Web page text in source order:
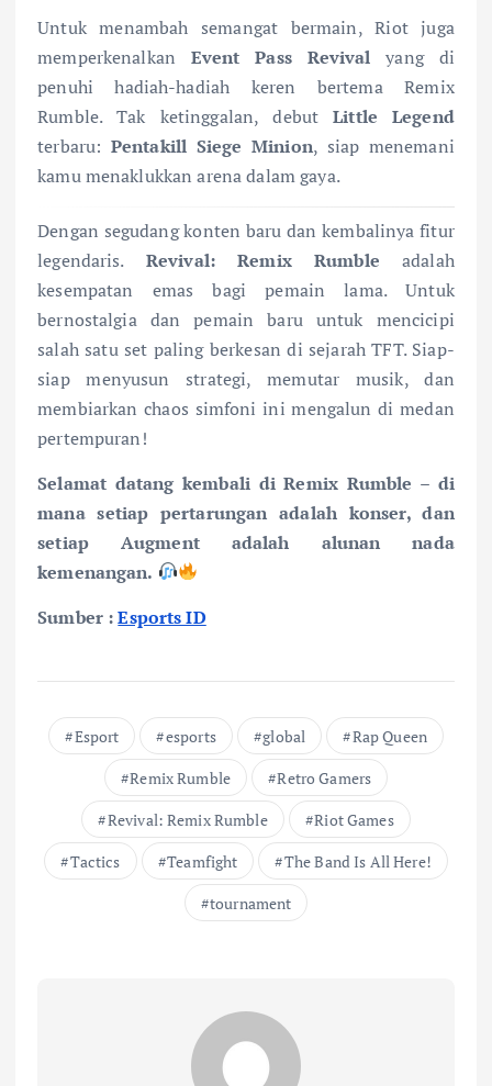
Untuk menambah semangat bermain, Riot juga
memperkenalkan Event Pass Revival yang di
penuhi hadiah-hadiah keren bertema Remix
Rumble. Tak ketinggalan, debutLittle Legend
terbaru: Pentakill Siege Minion, siap menemani
kamu menaklukkan arena dalam gaya.
Dengan segudang konten baru dan kembalinya fitur
legendaris. Revival: Remix Rumble adalah
kesempatan emas bagi pemain lama. Untuk
bernostalgia dan pemain baru untuk mencicipi
salah satu set paling berkesan di sejarah TFT. Siap-
siap menyusun strategi, memutar musik, dan
membiarkan chaos simfoni ini mengalun di medan
pertempuran!
Selamat datang kembali di Remix Rumble – di
mana setiap pertarungan adalah konser, dan
setiap Augment adalah alunan nada
kemenangan.
Sumber :Esports ID
Esport esports global
Rap Queen
Remix Rumble
Retro Gamers
Revival: Remix Rumble
Riot Games
Tactics
Teamfight
The Band Is All Here!
tournament